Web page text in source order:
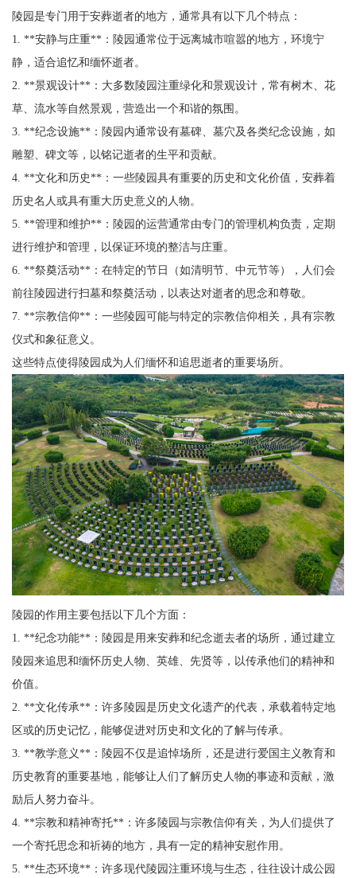
陵园是专门用于安葬逝者的地方，通常具有以下几个特点：
1. **安静与庄重**：陵园通常位于远离城市喧嚣的地方，环境宁
静，适合追忆和缅怀逝者。
2. **景观设计**：大多数陵园注重绿化和景观设计，常有树木、花
草、流水等自然景观，营造出一个和谐的氛围。
3. **纪念设施**：陵园内通常设有墓碑、墓穴及各类纪念设施，如
雕塑、碑文等，以铭记逝者的生平和贡献。
4. **文化和历史**：一些陵园具有重要的历史和文化价值，安葬着
历史名人或具有重大历史意义的人物。
5. **管理和维护**：陵园的运营通常由专门的管理机构负责，定期
进行维护和管理，以保证环境的整洁与庄重。
6. **祭奠活动**：在特定的节日（如清明节、中元节等），人们会
前往陵园进行扫墓和祭奠活动，以表达对逝者的思念和尊敬。
7. **宗教信仰**：一些陵园可能与特定的宗教信仰相关，具有宗教
仪式和象征意义。
这些特点使得陵园成为人们缅怀和追思逝者的重要场所。
陵园的作用主要包括以下几个方面：
1. **纪念功能**：陵园是用来安葬和纪念逝去者的场所，通过建立
陵园来追思和缅怀历史人物、英雄、先贤等，以传承他们的精神和
价值。
2. **文化传承**：许多陵园是历史文化遗产的代表，承载着特定地
区或的历史记忆，能够促进对历史和文化的了解与传承。
3. **教学意义**：陵园不仅是追悼场所，还是进行爱国主义教育和
历史教育的重要基地，能够让人们了解历史人物的事迹和贡献，激
励后人努力奋斗。
4. **宗教和精神寄托**：许多陵园与宗教信仰有关，为人们提供了
一个寄托思念和祈祷的地方，具有一定的精神安慰作用。
5. **生态环境**：许多现代陵园注重环境与生态，往往设计成公园